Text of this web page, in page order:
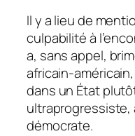
Il y a lieu de
culpabilité à
a, sans appel,
africain-
dans un État
ultraprogressiste,
démocrate.